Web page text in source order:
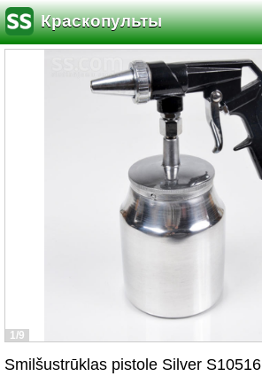
Краскопульты
1/9
Smilšustrūklas pistole Silver S10516